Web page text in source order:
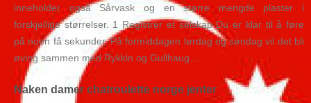
inneholder også Sårvask og en større mengde plaster i
forskjellige størrelser. 1 Registrer et selskap Du er klar til å føre
på noen få sekunder. På formiddagen lørdag og søndag vil det bli
øving sammen med Rykkin og Gullhaug…
Naken damer chatroulette norge jenter